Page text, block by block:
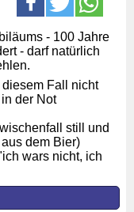
- 100 Jahre
- darf natürlich
Fall nicht
der Not
still und
dem Bier)
wars nicht, ich